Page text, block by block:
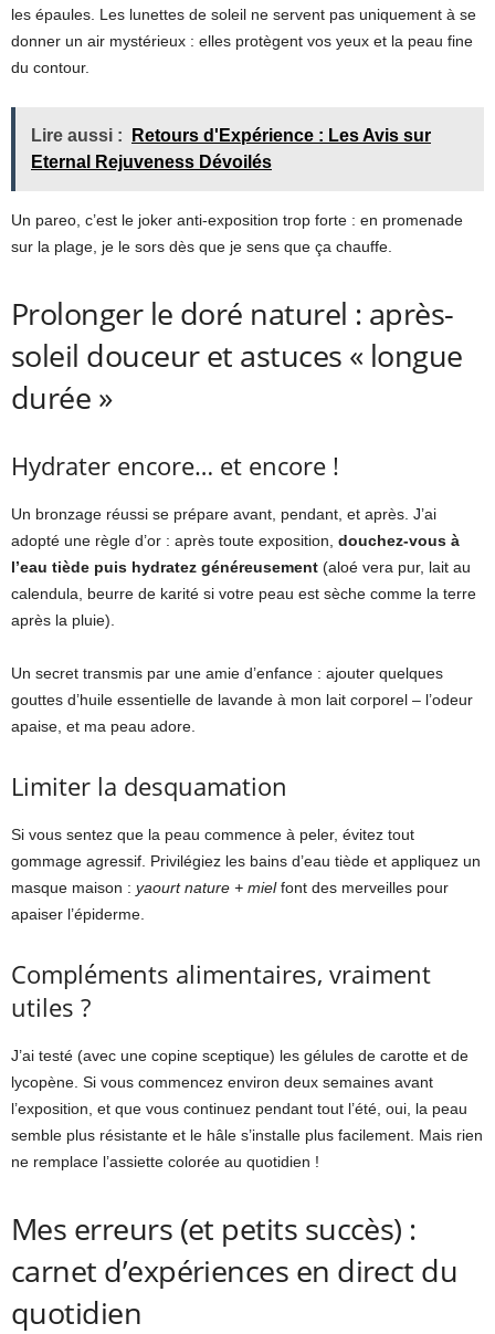
les épaules. Les lunettes de soleil ne servent pas uniquement à se
donner un air mystérieux : elles protègent vos yeux et la peau fine
du contour.
Lire aussi :
Retours d'Expérience : Les Avis sur
Eternal Rejuveness Dévoilés
Un pareo, c’est le joker anti-exposition trop forte : en promenade
sur la plage, je le sors dès que je sens que ça chauffe.
Prolonger le doré naturel : après-
soleil douceur et astuces « longue
durée »
Hydrater encore… et encore !
Un bronzage réussi se prépare avant, pendant, et après. J’ai
adopté une règle d’or : après toute exposition, douchez-vous à
l’eau tiède puis hydratez généreusement (aloé vera pur, lait au
calendula, beurre de karité si votre peau est sèche comme la terre
après la pluie).
Un secret transmis par une amie d’enfance : ajouter quelques
gouttes d’huile essentielle de lavande à mon lait corporel – l’odeur
apaise, et ma peau adore.
Limiter la desquamation
Si vous sentez que la peau commence à peler, évitez tout
gommage agressif. Privilégiez les bains d’eau tiède et appliquez un
masque maison : yaourt nature + mielfont des merveilles pour
apaiser l’épiderme.
Compléments alimentaires, vraiment
utiles ?
J’ai testé (avec une copine sceptique) les gélules de carotte et de
lycopène. Si vous commencez environ deux semaines avant
l’exposition, et que vous continuez pendant tout l’été, oui, la peau
semble plus résistante et le hâle s’installe plus facilement. Mais rien
ne remplace l’assiette colorée au quotidien !
Mes erreurs (et petits succès) :
carnet d’expériences en direct du
quotidien